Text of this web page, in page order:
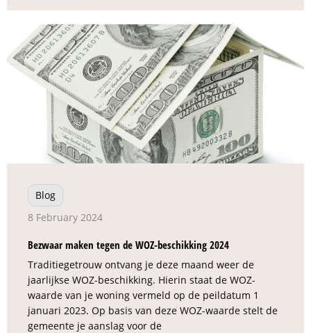
Blog
8 February 2024
Bezwaar maken tegen de WOZ-beschikking 2024
Traditiegetrouw ontvang je deze maand weer de
jaarlijkse WOZ-beschikking. Hierin staat de WOZ-
waarde van je woning vermeld op de peildatum 1
januari 2023. Op basis van deze WOZ-waarde stelt de
gemeente je aanslag voor de